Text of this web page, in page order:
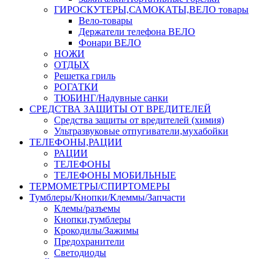
ГИРОСКУТЕРЫ,САМОКАТЫ,ВЕЛО товары
Вело-товары
Держатели телефона ВЕЛО
Фонари ВЕЛО
НОЖИ
ОТДЫХ
Решетка гриль
РОГАТКИ
ТЮБИНГ/Надувные санки
СРЕДСТВА ЗАЩИТЫ ОТ ВРЕДИТЕЛЕЙ
Средства защиты от вредителей (химия)
Ультразвуковые отпугиватели,мухабойки
ТЕЛЕФОНЫ,РАЦИИ
РАЦИИ
ТЕЛЕФОНЫ
ТЕЛЕФОНЫ МОБИЛЬНЫЕ
ТЕРМОМЕТРЫ/СПИРТОМЕРЫ
Тумблеры/Кнопки/Клеммы/Запчасти
Клемы/разъемы
Кнопки,тумблеры
Крокодилы/Зажимы
Предохранители
Светодиоды